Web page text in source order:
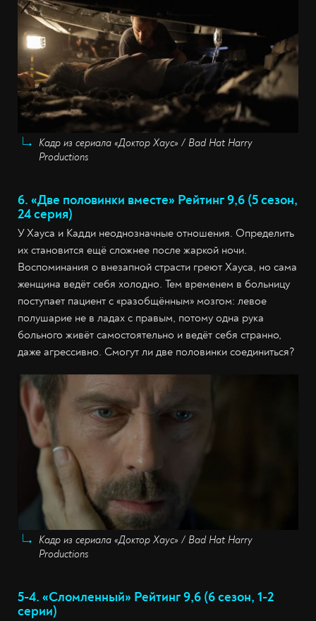
Кадр из сериала «Доктор Хаус» / Bad Hat Harry
Productions
6. «Две половинки вместе» Рейтинг 9,6 (5 сезон,
24 серия)
У Хауса и Кадди неоднозначные отношения. Определить
их становится ещё сложнее после жаркой ночи.
Воспоминания о внезапной страсти греют Хауса, но сама
женщина ведёт себя холодно. Тем временем в больницу
поступает пациент с «разобщённым» мозгом: левое
полушарие не в ладах с правым, потому одна рука
больного живёт самостоятельно и ведёт себя странно,
даже агрессивно. Смогут ли две половинки соединиться?
Кадр из сериала «Доктор Хаус» / Bad Hat Harry
Productions
5-4. «Сломленный» Рейтинг 9,6 (6 сезон, 1-2
серии)